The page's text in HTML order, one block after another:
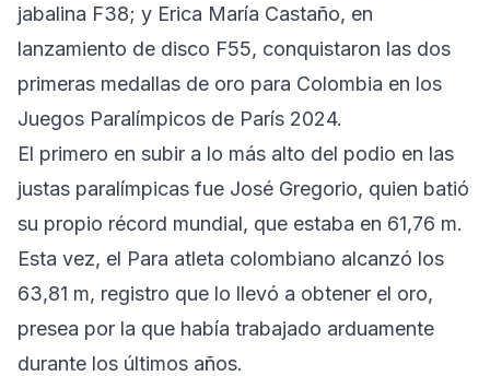
jabalina F38; y Erica María Castaño, en
lanzamiento de disco F55, conquistaron las dos
primeras medallas de oro para Colombia en los
Juegos Paralímpicos de París 2024.
El primero en subir a lo más alto del podio en las
justas paralímpicas fue José Gregorio, quien batió
su propio récord mundial, que estaba en 61,76 m.
Esta vez, el Para atleta colombiano alcanzó los
63,81 m, registro que lo llevó a obtener el oro,
presea por la que había trabajado arduamente
durante los últimos años.